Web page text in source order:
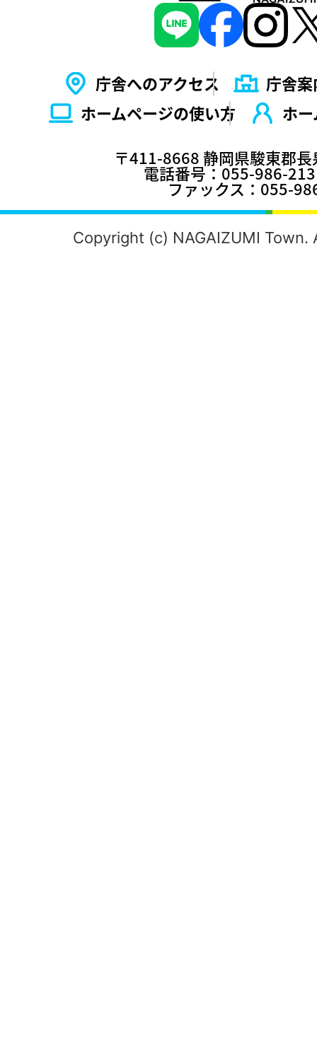
庁舎へのアクセス
庁舎案
ホームページの使い⽅
ホ
〒411-8668 静岡県駿東郡
電話番号：055-986-
ファックス：055-
Copyright (c) NAGAIZUMI Town.